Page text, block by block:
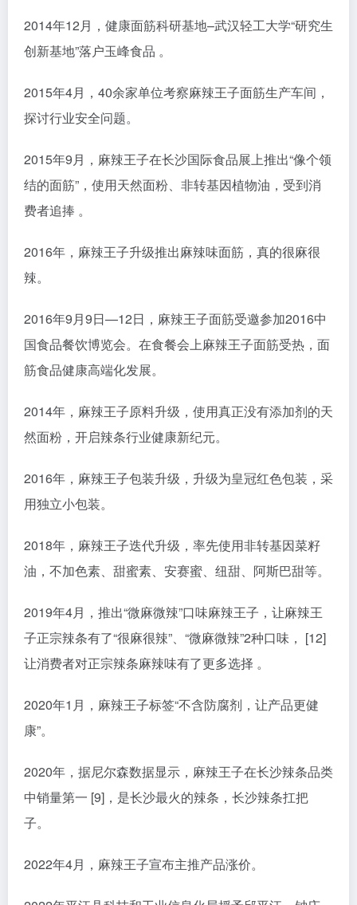
2014年12月，健康面筋科研基地–武汉轻工大学“研究生
创新基地”落户玉峰食品 。
2015年4月，40余家单位考察麻辣王子面筋生产车间，
探讨行业安全问题。
2015年9月，麻辣王子在长沙国际食品展上推出“像个领
结的面筋”，使用天然面粉、非转基因植物油，受到消
费者追捧 。
2016年，麻辣王子升级推出麻辣味面筋，真的很麻很
辣。
2016年9月9日—12日，麻辣王子面筋受邀参加2016中
国食品餐饮博览会。在食餐会上麻辣王子面筋受热，面
筋食品健康高端化发展。
2014年，麻辣王子原料升级，使用真正没有添加剂的天
然面粉，开启辣条行业健康新纪元。
2016年，麻辣王子包装升级，升级为皇冠红色包装，采
用独立小包装。
2018年，麻辣王子迭代升级，率先使用非转基因菜籽
油，不加色素、甜蜜素、安赛蜜、纽甜、阿斯巴甜等。
2019年4月，推出“微麻微辣”口味麻辣王子，让麻辣王
子正宗辣条有了“很麻很辣”、“微麻微辣”2种口味， [12]
让消费者对正宗辣条麻辣味有了更多选择 。
2020年1月，麻辣王子标签“不含防腐剂，让产品更健
康”。
2020年，据尼尔森数据显示，麻辣王子在长沙辣条品类
中销量第一 [9]，是长沙最火的辣条，长沙辣条扛把
子。
2022年4月，麻辣王子宣布主推产品涨价。